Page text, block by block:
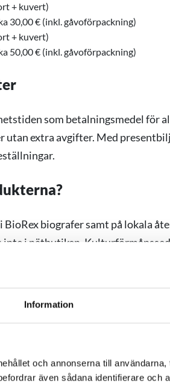
Information
och annonserna till
även sådana identifierare och
+ kuvert)
30,00 € (inkl. gåvoförpackning)
+ kuvert)
50,00 € (inkl. gåvoförpackning)
som betalningsmedel för
utan extra avgifter. Med
biografer samt på lokala
i nätbutiken.
eller delar av deras pris.
byts inte ut/återlöses inte efter att